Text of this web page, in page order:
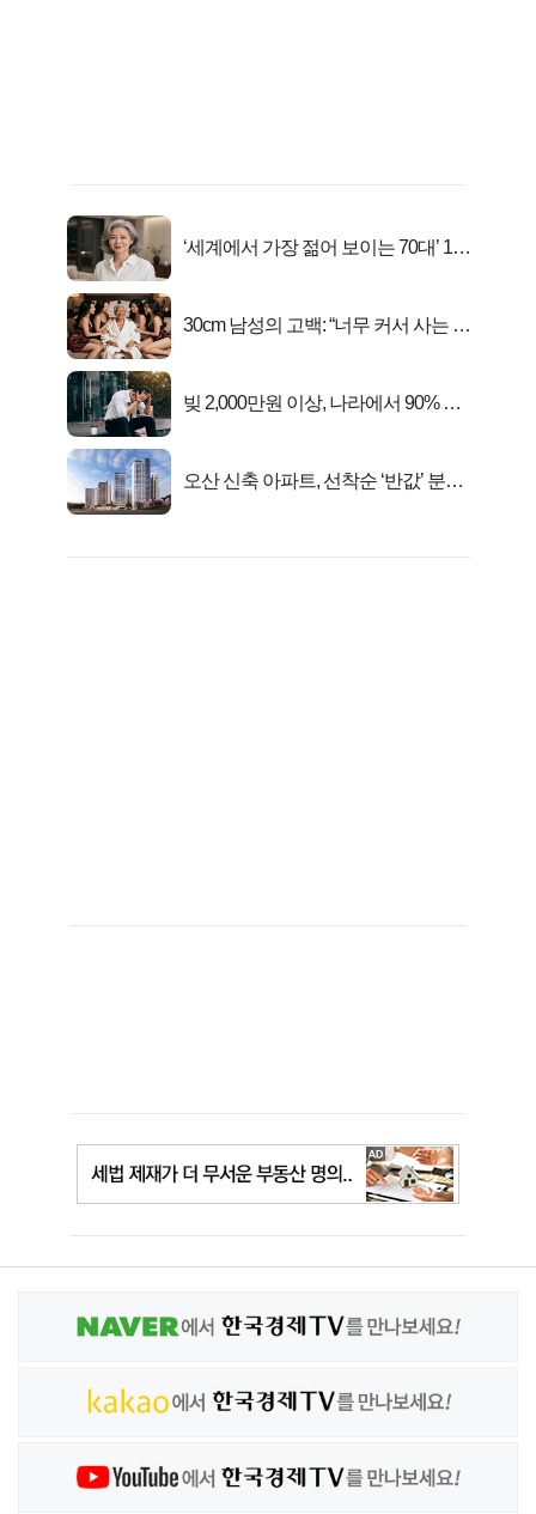
‘세계에서 가장 젊어 보이는 70대’ 1위
30cm 남성의 고백: “너무 커서 사는 게
빚 2,000만원 이상, 나라에서 90% 갚
오산 신축 아파트, 선착순 ‘반값’ 분양